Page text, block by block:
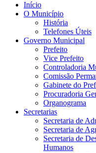
Início
O Município
História
Telefones Úteis
Governo Municipal
Prefeito
Vice Prefeito
Controladoria
Comissão
Gabinete do
Procuradoria
Organograma
Secretarias
Secretaria de
Secretaria de
Secretaria de
Humanos